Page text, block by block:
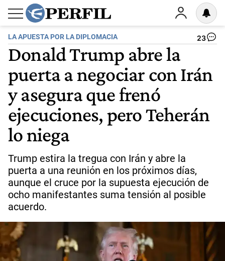
LA APUESTA POR LA DIPLOMACIA 23
Donald Trump abre la
puerta a negociar con Irán
y asegura que frenó
ejecuciones, pero Teherán
lo niega
Trump estira la tregua con Irán y abre la
puerta a una reunión en los próximos días,
aunque el cruce por la supuesta ejecución de
ocho manifestantes suma tensión al posible
acuerdo.